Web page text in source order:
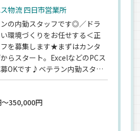
物流 四日市営業所
の内勤スタッフです◎／ドラ
環境づくりをお任せする＜正
を募集します★まずはカンタ
らスタート。ExcelなどのPCス
OKです♪ベテラン内勤スタッ
いるので、不明点はいつでも質
よ＾＾さらに安定企業ならで
用意。資格支援で国家資格を
業所長も夢じゃない…！残業
350,000円